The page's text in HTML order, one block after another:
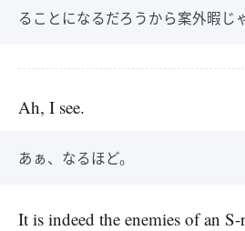
ることになるだろうから案外暇じ
Ah, I see.
あぁ、なるほど。
It is indeed the enemies of an